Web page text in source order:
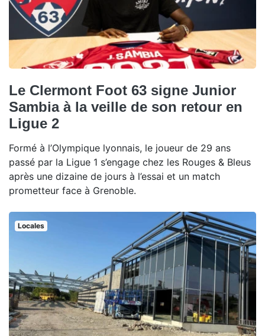
Le Clermont Foot 63 signe Junior
Sambia à la veille de son retour en
Ligue 2
Formé à l’Olympique lyonnais, le joueur de 29 ans
passé par la Ligue 1 s’engage chez les Rouges & Bleus
après une dizaine de jours à l’essai et un match
prometteur face à Grenoble.
Locales